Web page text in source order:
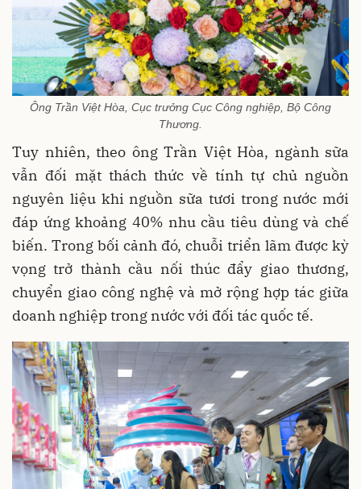
Ông Trần Việt Hòa, Cục trưởng Cục Công nghiệp, Bộ Công
Thương.
Tuy nhiên, theo ông Trần Việt Hòa, ngành sữa
vẫn đối mặt thách thức về tính tự chủ nguồn
nguyên liệu khi nguồn sữa tươi trong nước mới
đáp ứng khoảng 40% nhu cầu tiêu dùng và chế
biến. Trong bối cảnh đó, chuỗi triển lãm được kỳ
vọng trở thành cầu nối thúc đẩy giao thương,
chuyển giao công nghệ và mở rộng hợp tác giữa
doanh nghiệp trong nước với đối tác quốc tế.